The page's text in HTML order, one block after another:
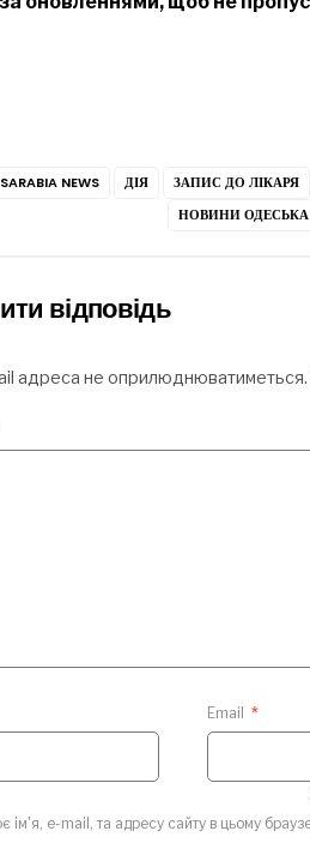
NEWS ДІЯ ЗАПИС ДО ЛІКАРЯ
НОВИНИ ОДЕСЬКА
відповідь
адреса не оприлюднюватиметься.
Email *
ім'я, e-mail, та адресу сайту в цьому